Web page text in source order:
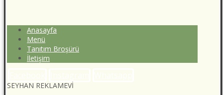
Anasayfa
Menü
Tanıtım Broşürü
İletişim
SEYHAN REKLAMEVİ